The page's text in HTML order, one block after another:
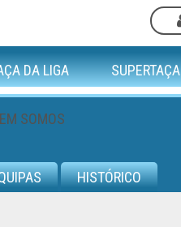
DA LIGA SUPERTAÇA
SOMOS
HISTÓRICO